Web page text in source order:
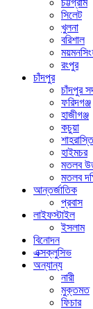
চট্টগ্রাম
সিলেট
খুলনা
বরিশাল
রংপুর
চাঁদপুর
চাঁদপুর
ফরিদগঞ্জ
হাজীগঞ্জ
কচুয়া
শাহরাস্তি
হাইমচর
মতলব
মতলব
আন্তর্জাতিক
প্রবাস
লাইফস্টাইল
ইসলাম
বিনোদন
এক্সক্লুসিভ
অন্যান্য
নারী
মুক্তমত
ফিচার